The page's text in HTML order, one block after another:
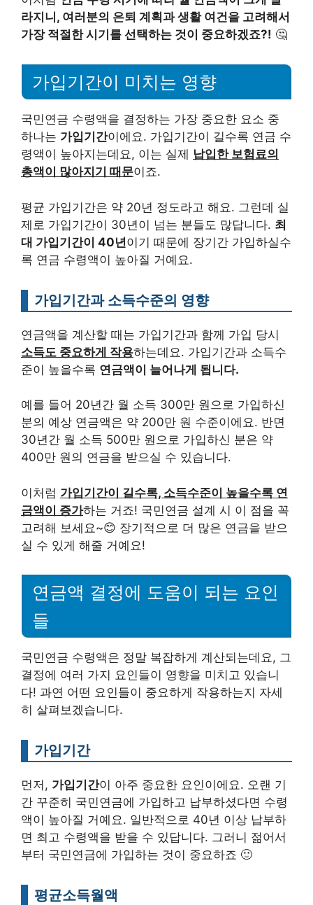
라지니, 여러분의 은퇴 계획과 생활 여건을 고려해서
가장 적절한 시기를 선택하는 것이 중요하겠죠?! 🤔
가입기간이 미치는 영향
국민연금 수령액을 결정하는 가장 중요한 요소 중
하나는 가입기간이에요. 가입기간이 길수록 연금 수
령액이 높아지는데요, 이는 실제 납입한 보험료의
총액이 많아지기 때문이죠.
평균 가입기간은 약 20년 정도라고 해요. 그런데 실
제로 가입기간이 30년이 넘는 분들도 많답니다. 최
대 가입기간이 40년이기 때문에 장기간 가입하실수
록 연금 수령액이 높아질 거예요.
가입기간과 소득수준의 영향
연금액을 계산할 때는 가입기간과 함께 가입 당시
소득도 중요하게 작용하는데요. 가입기간과 소득수
준이 높을수록 연금액이 늘어나게 됩니다.
예를 들어 20년간 월 소득 300만 원으로 가입하신
분의 예상 연금액은 약 200만 원 수준이에요. 반면
30년간 월 소득 500만 원으로 가입하신 분은 약
400만 원의 연금을 받으실 수 있습니다.
이처럼 가입기간이 길수록, 소득수준이 높을수록 연
금액이 증가하는 거죠! 국민연금 설계 시 이 점을 꼭
고려해 보세요~😊 장기적으로 더 많은 연금을 받으
실 수 있게 해줄 거예요!
연금액 결정에 도움이 되는 요인
들
국민연금 수령액은 정말 복잡하게 계산되는데요, 그
결정에 여러 가지 요인들이 영향을 미치고 있습니
다! 과연 어떤 요인들이 중요하게 작용하는지 자세
히 살펴보겠습니다.
가입기간
먼저, 가입기간이 아주 중요한 요인이에요. 오랜 기
간 꾸준히 국민연금에 가입하고 납부하셨다면 수령
액이 높아질 거예요. 일반적으로 40년 이상 납부하
면 최고 수령액을 받을 수 있답니다. 그러니 젊어서
부터 국민연금에 가입하는 것이 중요하죠 🙂
평균소득월액